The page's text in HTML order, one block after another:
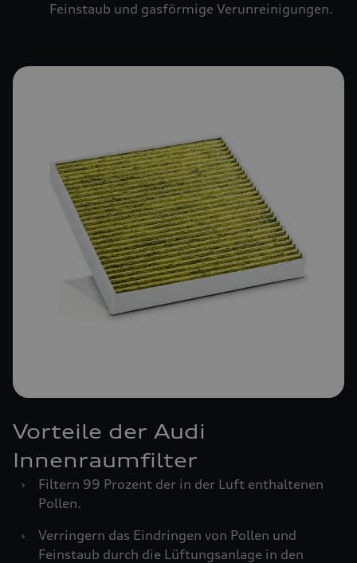
Feinstaub und gasförmige Verunreinigungen.
Vorteile der Audi
Innenraumfilter
›
Filtern 99 Prozent der in der Luft enthaltenen
Pollen.
›
Verringern das Eindringen von Pollen und
Feinstaub durch die Lüftungsanlage in den